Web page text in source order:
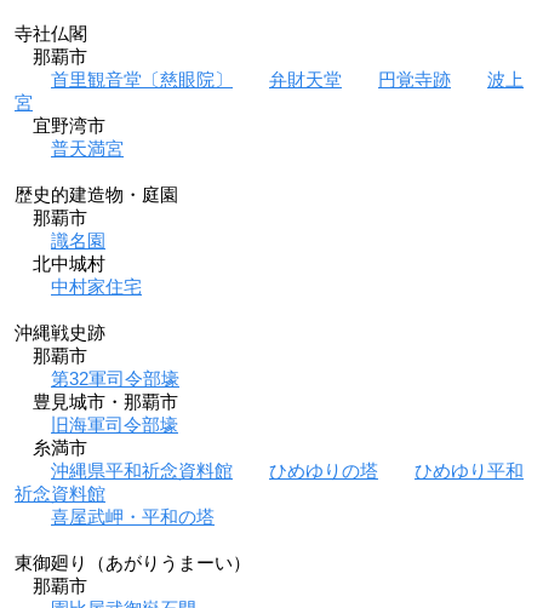
寺社仏閣
那覇市
首里観音堂〔慈眼院〕
弁財天堂 円覚寺跡
波上
宮
宜野湾市
普天満宮
歴史的建造物・庭園
那覇市
識名園
北中城村
中村家住宅
沖縄戦史跡
那覇市
第32軍司令部壕
豊見城市・那覇市
旧海軍司令部壕
糸満市
沖縄県平和祈念資料館
ひめゆりの塔
ひめゆり平和
祈念資料館
喜屋武岬・平和の塔
東御廻り（あがりうまーい）
那覇市